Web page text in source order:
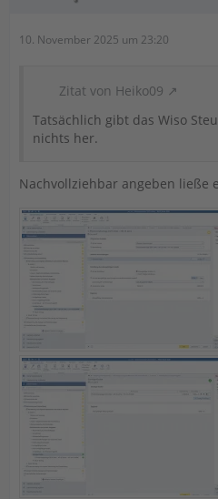
10. November 2025 um 23:20
Zitat von Heiko09
Tatsächlich gibt das Wiso
nichts her.
Nachvollziehbar angeben ließe